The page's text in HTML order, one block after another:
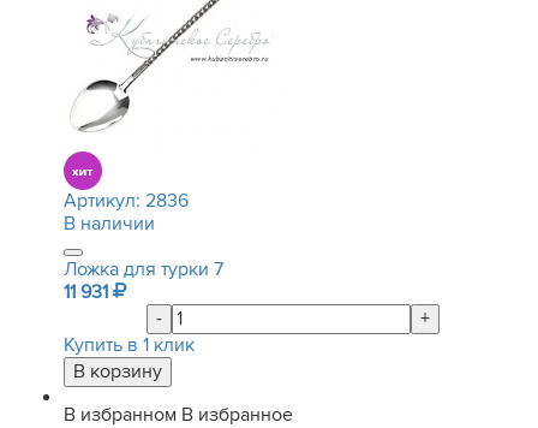
Артикул: 2836
В наличии
Ложка для турки 7
11 931
-
+
Купить в 1 клик
В избранном В избранное